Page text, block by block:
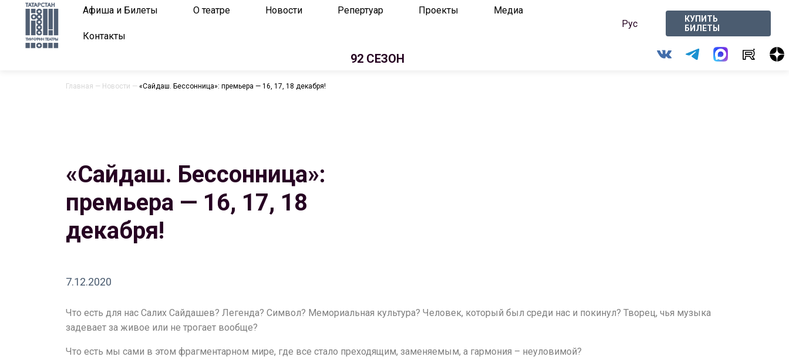
Афиша и Билеты О театре Новости Репертуар Проекты Медиа
Контакты
Рус
КУПИТЬ
БИЛЕТЫ
92 СЕЗОН
Главная — Новости — «Сайдаш. Бессонница»: премьера — 16, 17, 18 декабря!
«Сайдаш. Бессонница»:
премьера — 16, 17, 18
декабря!
7.12.2020
Что есть для нас Салих Сайдашев? Легенда? Символ? Мемориальная культура? Человек, который был среди нас и покинул? Творец, чья музыка
задевает за живое или не трогает вообще?
Что есть мы сами в этом фрагментарном мире, где все стало преходящим, заменяемым, а гармония – неуловимой?